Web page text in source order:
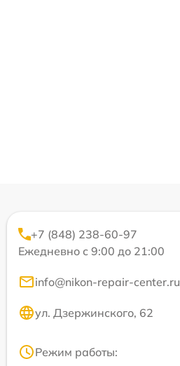
+7 (848) 238-60-97
Ежедневно с 9:00 до 21:00
info@nikon-repair-center.ru
ул. Дзержинского, 62
Режим работы: